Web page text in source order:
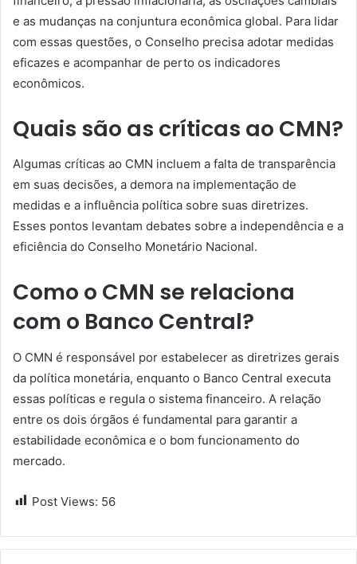
e as mudanças na conjuntura econômica global. Para lidar
com essas questões, o Conselho precisa adotar medidas
eficazes e acompanhar de perto os indicadores
econômicos.
Quais são as críticas ao CMN?
Algumas críticas ao CMN incluem a falta de transparência
em suas decisões, a demora na implementação de
medidas e a influência política sobre suas diretrizes.
Esses pontos levantam debates sobre a independência e a
eficiência do Conselho Monetário Nacional.
Como o CMN se relaciona
com o Banco Central?
O CMN é responsável por estabelecer as diretrizes gerais
da política monetária, enquanto o Banco Central executa
essas políticas e regula o sistema financeiro. A relação
entre os dois órgãos é fundamental para garantir a
estabilidade econômica e o bom funcionamento do
mercado.
Post Views: 56